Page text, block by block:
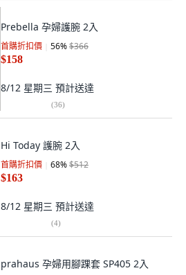
Prebella 孕婦護腕 2入
首購折扣價 56%$366
$158
8/12 星期三 預計送達
(36)
Hi Today 護腕 2入
首購折扣價 68%$512
$163
8/12 星期三 預計送達
(4)
prahaus 孕婦用腳踝套 SP405 2入